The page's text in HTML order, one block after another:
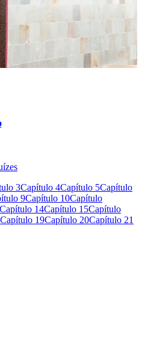
3Capítulo 4Capítulo 5Capítulo
9Capítulo 10Capítulo
Capítulo 14Capítulo 15Capítulo
Capítulo 19Capítulo 20Capítulo 21